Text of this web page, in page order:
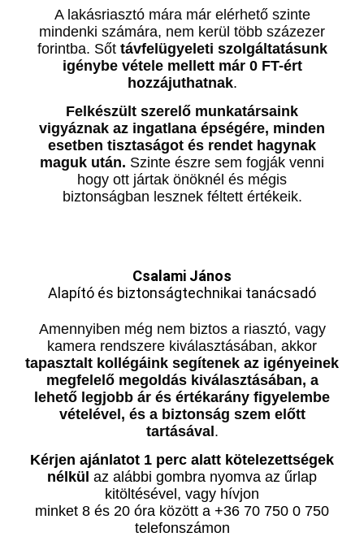
A lakásriasztó mára már elérhető szinte
mindenki számára, nem kerül több százezer
forintba. Sőt távfelügyeleti szolgáltatásunk
igénybe vétele mellett már 0 FT-ért
hozzájuthatnak.
Felkészült szerelő munkatársaink
vigyáznak az ingatlana épségére, minden
esetben tisztaságot és rendet hagynak
maguk után. Szinte észre sem fogják venni
hogy ott jártak önöknél és mégis
biztonságban lesznek féltett értékeik.
Csalami János
Alapító és biztonságtechnikai tanácsadó
Amennyiben még nem biztos a riasztó, vagy
kamera rendszere kiválasztásában, akkor
tapasztalt kollégáink segítenek az igényeinek
megfelelő megoldás kiválasztásában, a
lehető legjobb ár és értékarány figyelembe
vételével, és a biztonság szem előtt
tartásával .
Kérjen ajánlatot 1 perc alatt kötelezettségek
nélkül az alábbi gombra nyomva az űrlap
kitöltésével, vagy hívjon
minket 8 és 20 óra között a +36 70 750 0 750
telefonszámon